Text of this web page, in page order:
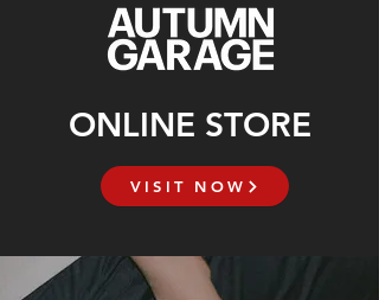
ONLINE STORE
VISIT NOW